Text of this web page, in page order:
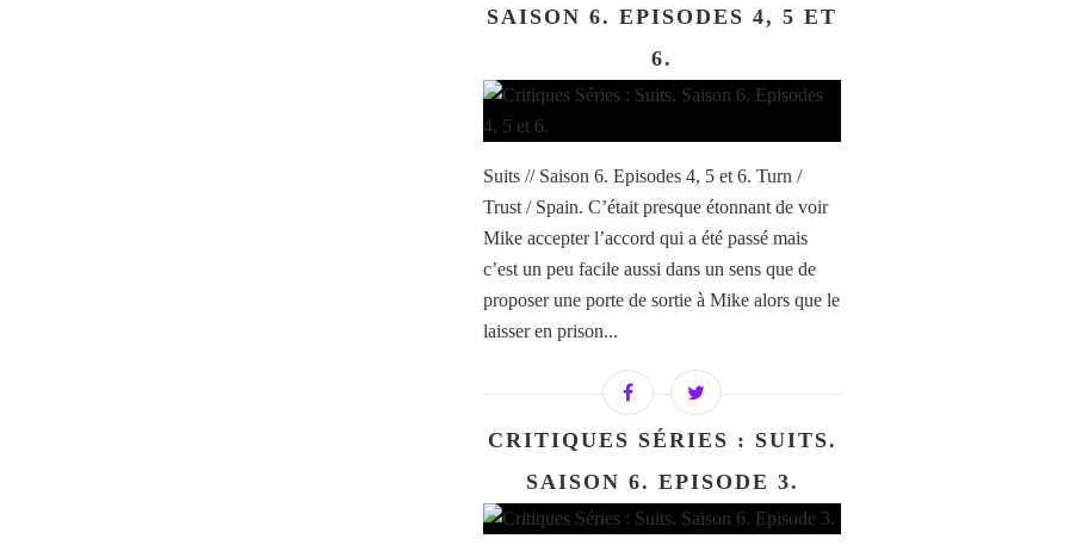
SAISON 6. EPISODES 4, 5 ET
6.
Suits // Saison 6. Episodes 4, 5 et 6. Turn /
Trust / Spain. C’était presque étonnant de voir
Mike accepter l’accord qui a été passé mais
c’est un peu facile aussi dans un sens que de
proposer une porte de sortie à Mike alors que le
laisser en prison...
CRITIQUES SÉRIES : SUITS.
SAISON 6. EPISODE 3.